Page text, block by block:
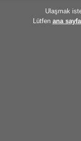
Ulaşmak
Lütfen ana